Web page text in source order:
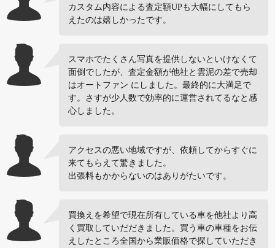
カスタム内容による査定額UPも大幅にしてもら
えたのは嬉しかったです。
スマホでたくさん写真を提供しないといけなくて
面倒でしたが、査定金額が他社と雲泥の差で売却
はオートファン にしました。最終的に大満足で
す。さすが少人数で効率的に運営されてるなと感
心しました。
アクセスの悪い地域ですが、依頼してからすぐに
来てもらえて驚きました。
出張料もかからないのはありがたいです。
買換えを希望で現在所有している車を他社より高
く買取していだだきました。買う車の車種をお伝
えしたところ全国から業販価格で探していただき